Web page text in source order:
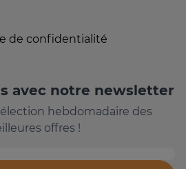
de confidentialité
avec notre newsletter
hebdomadaire des
offres !